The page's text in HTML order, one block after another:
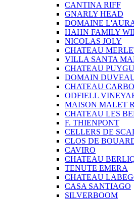
CANTINA RIFF
GNARLY HEAD
DOMAINE
HAHN FAMILY
NICOLAS JOLY
CHATEAU
VILLA SANTA
CHATEAU
DOMAIN
CHATEAU
ODFIELL
MAISON MALET
CHATEAU LES
F. THIENPONT
CELLERS DE
CLOS DE
CAVIRO
CHATEAU
TENUTE EMERA
CHATEAU
CASA SANTIAGO
SILVERBOOM